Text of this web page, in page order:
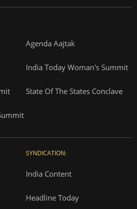
Agenda Aajtak
India Today Woman's Summit
State Of The States Conclave
SYNDICATION:
India Content
Headline Today